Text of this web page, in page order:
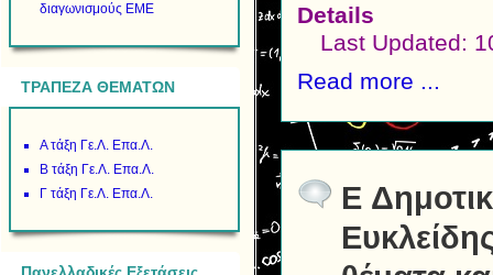
διαγωνισμούς ΕΜΕ
ΤΡΑΠΕΖΑ ΘΕΜΑΤΩΝ
Α τάξη Γε.Λ. Επα.Λ.
Β τάξη Γε.Λ. Επα.Λ.
Γ τάξη Γε.Λ. Επα.Λ.
Details
Last Updated:
Read more ...
E